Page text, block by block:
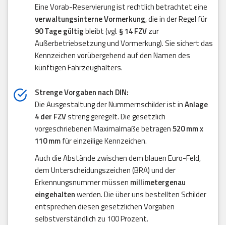
Eine Vorab-Reservierung ist rechtlich betrachtet eine
verwaltungsinterne Vormerkung, die in der Regel für
90 Tage gültigbleibt (vgl. § 14 FZVzur
Außerbetriebsetzung und Vormerkung). Sie sichert das
Kennzeichen vorübergehend auf den Namen des
künftigen Fahrzeughalters.
Strenge Vorgaben nach DIN:
Die Ausgestaltung der Nummernschilder ist inAnlage
4 der FZVstreng geregelt. Die gesetzlich
vorgeschriebenen Maximalmaße betragen520 mm x
110 mmfür einzeilige Kennzeichen.
Auch die Abstände zwischen dem blauen Euro-Feld,
dem Unterscheidungszeichen (BRA) und der
Erkennungsnummer müssen millimetergenau
eingehaltenwerden. Die über uns bestellten Schilder
entsprechen diesen gesetzlichen Vorgaben
selbstverständlich zu 100 Prozent.